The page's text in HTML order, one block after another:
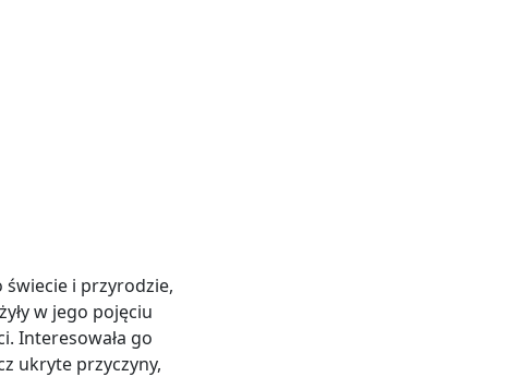
świecie i przyrodzie,
w jego pojęciu
Interesowała go
ukryte przyczyny,